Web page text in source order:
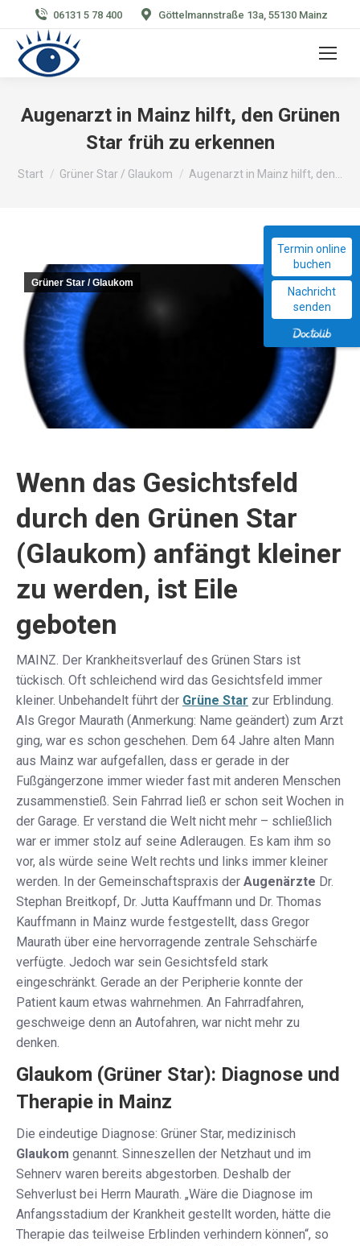
Termin online
buchen
Nachricht
senden
06131 5 78 400 Göttelmannstraße 13a, 55130 Mainz
Augenarzt in Mainz hilft, den Grünen
Star früh zu erkennen
Sie befinden sich hier:
Start Grüner Star / Glaukom Augenarzt in Mainz hilft, den…
Okt.
11
2016
Grüner Star / Glaukom
Wenn das Gesichtsfeld
durch den Grünen Star
(Glaukom) anfängt kleiner
zu werden, ist Eile
geboten
MAINZ. Der Krankheitsverlauf des Grünen Stars ist
tückisch. Oft schleichend wird das Gesichtsfeld immer
kleiner. Unbehandelt führt der Grüne Star zur Erblindung.
Als Gregor Maurath (Anmerkung: Name geändert) zum Arzt
ging, war es schon geschehen. Dem 64 Jahre alten Mann
aus Mainz war aufgefallen, dass er gerade in der
Fußgängerzone immer wieder fast mit anderen Menschen
zusammenstieß. Sein Fahrrad ließ er schon seit Wochen in
der Garage. Er verstand die Welt nicht mehr – schließlich
war er immer stolz auf seine Adleraugen. Es kam ihm so
vor, als würde seine Welt rechts und links immer kleiner
werden. In der Gemeinschaftspraxis der Augenärzte Dr.
Stephan Breitkopf, Dr. Jutta Kauffmann und Dr. Thomas
Kauffmann in Mainz wurde festgestellt, dass Gregor
Maurath über eine hervorragende zentrale Sehschärfe
verfügte. Jedoch war sein Gesichtsfeld stark
eingeschränkt. Gerade an der Peripherie konnte der
Patient kaum etwas wahrnehmen. An Fahrradfahren,
geschweige denn an Autofahren, war nicht mehr zu
denken.
Glaukom (Grüner Star): Diagnose und
Therapie in Mainz
Die eindeutige Diagnose: Grüner Star, medizinisch
Glaukom genannt. Sinneszellen der Netzhaut und im
Sehnerv waren bereits abgestorben. Deshalb der
Sehverlust bei Herrn Maurath. „Wäre die Diagnose im
Anfangsstadium der Krankheit gestellt worden, hätte die
Therapie das teilweise Erblinden verhindern können“, so